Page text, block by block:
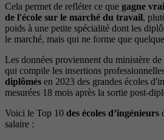
Cela permet de refléter ce que gagne
de l'école sur le marché du travail,
poids à une petite spécialité dont les
le marché, mais qui ne forme que
Les données proviennent du ministère de
qui compile les insertions
diplômés en 2023 des grandes écoles
mesurées 18 mois après la sortie post-
Voici le Top 10 des écoles d’ingénieurs
salaire :